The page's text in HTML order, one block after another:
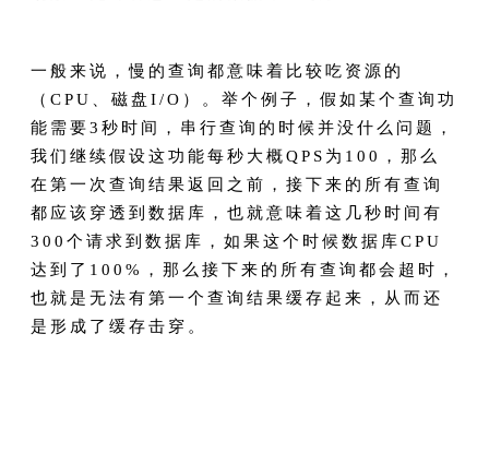
一般来说，慢的查询都意味着比较吃资源的
（CPU、磁盘I/O）。举个例子，假如某个查询功
能需要3秒时间，串行查询的时候并没什么问题，
我们继续假设这功能每秒大概QPS为100，那么
在第一次查询结果返回之前，接下来的所有查询
都应该穿透到数据库，也就意味着这几秒时间有
300个请求到数据库，如果这个时候数据库CPU
达到了100%，那么接下来的所有查询都会超时，
也就是无法有第一个查询结果缓存起来，从而还
是形成了缓存击穿。